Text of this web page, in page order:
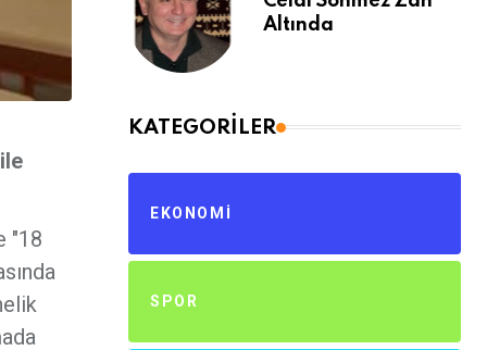
"18
Altında
KATEGORILER
EKONOMI
SPOR